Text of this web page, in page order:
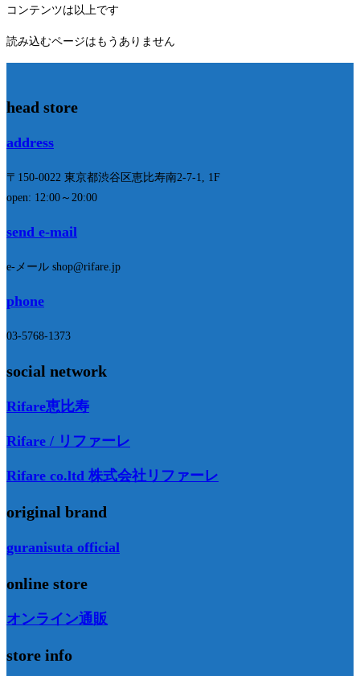
ゴ
リ
最
終
コンテンツは以上です
読み込むページはもうありません
head store
address
〒150-0022 東京都渋谷区恵比寿南2-7-1, 1F
open: 12:00～20:00
send e-mail
e-メール shop@rifare.jp
phone
03-5768-1373
social network
Rifare恵比寿
Rifare / リファーレ
Rifare co.ltd 株式会社リファーレ
original brand
guranisuta official
online store
オンライン通販
store info